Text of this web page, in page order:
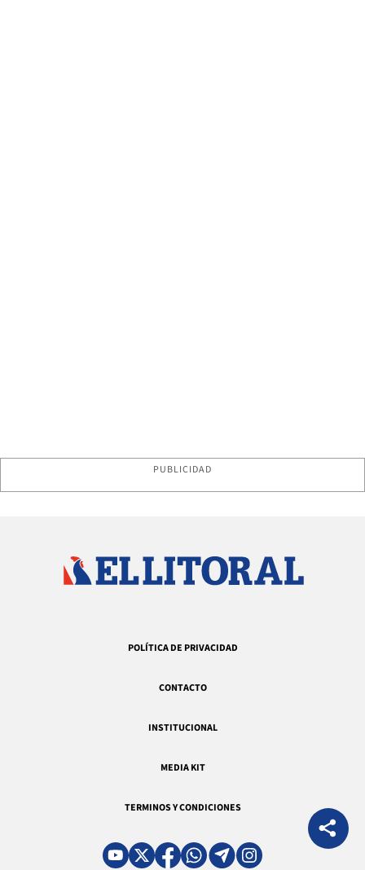
PUBLICIDAD
POLÍTICA DE PRIVACIDAD
CONTACTO
INSTITUCIONAL
MEDIA KIT
TERMINOS Y CONDICIONES